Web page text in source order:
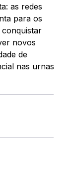
as redes
para os
conquistar
novos
de
nas urnas